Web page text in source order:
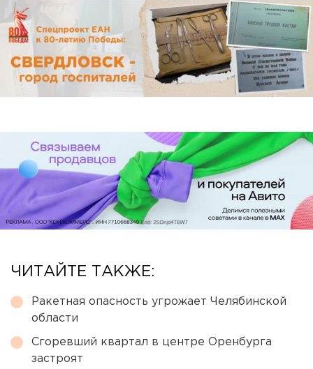
ЧИТАЙТЕ ТАКЖЕ:
Ракетная опасность угрожает Челябинской
области
Сгоревший квартал в центре Оренбурга
застроят